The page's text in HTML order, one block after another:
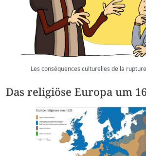
Les conséquences culturelles de la
Das religiöse Europa um